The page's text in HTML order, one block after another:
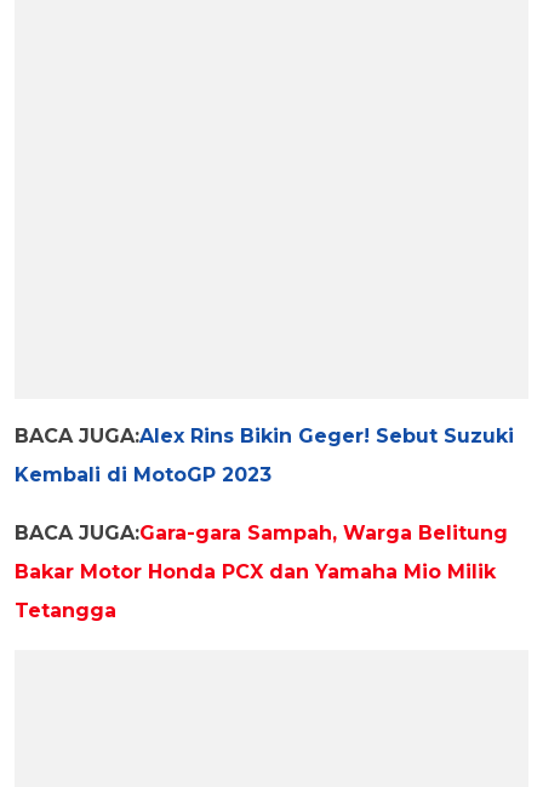
BACA JUGA:Alex Rins Bikin Geger! Sebut Suzuki
Kembali di MotoGP 2023
BACA JUGA:Gara-gara Sampah, Warga Belitung
Bakar Motor Honda PCX dan Yamaha Mio Milik
Tetangga